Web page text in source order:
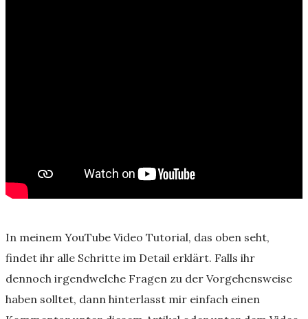
In meinem YouTube Video Tutorial, das oben seht,
findet ihr alle Schritte im Detail erklärt. Falls ihr
dennoch irgendwelche Fragen zu der Vorgehensweise
haben solltet, dann hinterlasst mir einfach einen